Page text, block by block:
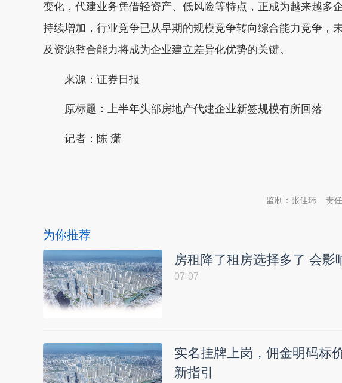
变化，代建业务凭借轻资产、低风险等特点，正成为越来越多
持续增加，行业竞争已从早期的规模竞争转向综合能力竞争，
及资源整合能力将成为企业建立差异化优势的关键。
来源：证券日报
原标题：上半年头部房地产代建企业新签规模有所回落
记者：陈 潇
责
监制：张佳玮
为你推荐
房租降了租房选择多了 会影
07-07
实名挂牌上岗，佣金明码标
新指引